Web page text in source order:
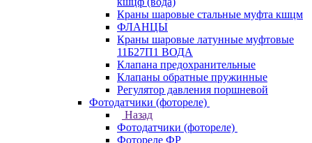
Краны шаровые стальные муфта кшцм
ФЛАНЦЫ
Краны шаровые латунные муфтовые
11Б27П1 ВОДА
Клапана предохранительные
Клапаны обратные пружинные
Регулятор давления поршневой
Фотодатчики (фотореле)
Назад
Фотодатчики (фотореле)
Фотореле ФР